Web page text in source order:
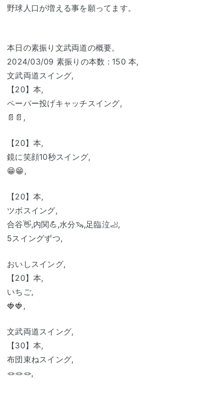
野球人口が増える事を願ってます。
本日の素振り文武両道の概要。
2024/03/09 素振りの本数 : 150 本,
文武両道スイング,
【20】本,
ペーパー投げキャッチスイング,
📄📄,
【20】本,
鏡に笑顔10秒スイング,
😁😁,
【20】本,
ツボスイング,
合谷👋,内関💪,水分🦦,足臨泣🦶,
5スイングずつ,
おいしスイング,
【20】本,
いちご,
🍓🍓,
文武両道スイング,
【30】本,
布団束ねスイング,
🪢🪢🪢,